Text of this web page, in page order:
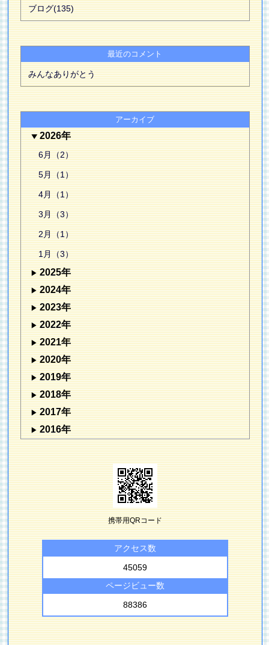
ブログ(135)
最近のコメント
みんなありがとう
アーカイブ
2026年
6月（2）
5月（1）
4月（1）
3月（3）
2月（1）
1月（3）
2025年
2024年
2023年
2022年
2021年
2020年
2019年
2018年
2017年
2016年
携帯用QRコード
アクセス数
45059
ページビュー数
88386